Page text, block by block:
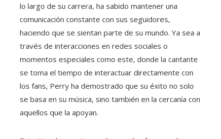
lo largo de su carrera, ha sabido mantener una
comunicación constante con sus seguidores,
haciendo que se sientan parte de su mundo. Ya sea a
través de interacciones en redes sociales o
momentos especiales como este, donde la cantante
se toma el tiempo de interactuar directamente con
los fans, Perry ha demostrado que su éxito no solo
se basa en su música, sino también en la cercanía con
aquellos que la apoyan.